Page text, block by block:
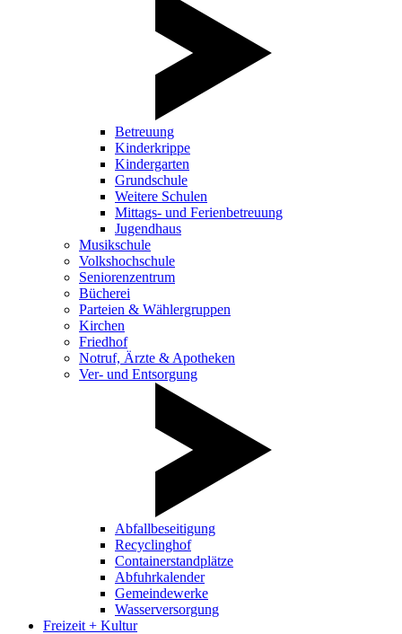
Betreuung
Kinderkrippe
Kindergarten
Grundschule
Weitere Schulen
Mittags- und Ferienbetreuung
Jugendhaus
Musikschule
Volkshochschule
Seniorenzentrum
Bücherei
Parteien & Wählergruppen
Kirchen
Friedhof
Notruf, Ärzte & Apotheken
Ver- und Entsorgung
Abfallbeseitigung
Recyclinghof
Containerstandplätze
Abfuhrkalender
Gemeindewerke
Wasserversorgung
Freizeit + Kultur